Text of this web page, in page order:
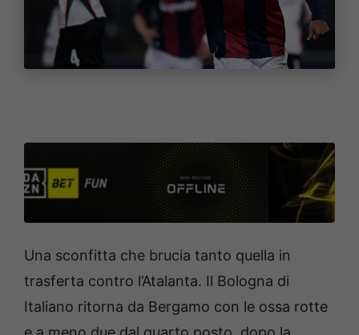
Una sconfitta che brucia tanto quella in
trasferta contro l’Atalanta. Il Bologna di
Italiano ritorna da Bergamo con le ossa rotte